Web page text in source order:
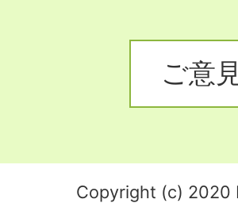
ご意
Copyright (c) 2020